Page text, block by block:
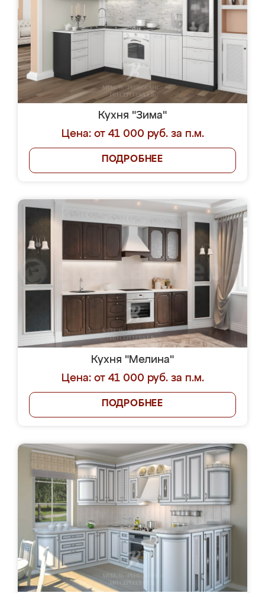
Кухня "Зима"
Цена: от 41 000 руб. за п.м.
ПОДРОБНЕЕ
Кухня "Мелина"
Цена: от 41 000 руб. за п.м.
ПОДРОБНЕЕ